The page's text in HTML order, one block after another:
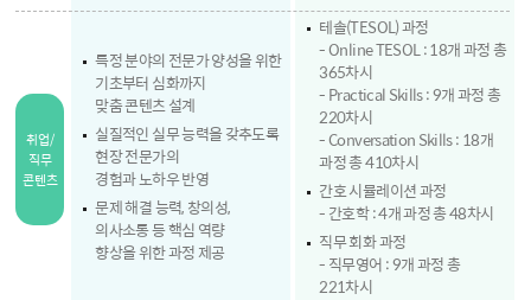
취업/
직무
콘텐츠
특정 분야의 전문가 양성을 위한
기초부터 심화까지
맞춤 콘텐츠 설계
실질적인 실무 능력을 갖추도록
현장 전문가의
경험과 노하우 반영
문제 해결 능력, 창의성,
의사소통 등 핵심 역량
향상을 위한 과정 제공
테솔(TESOL) 과정
- Online TESOL : 18개 과정 총
365차시
- Practical Skills : 9개 과정 총
220차시
- Conversation Skills : 18개
과정 총 410차시
간호 시뮬레이션 과정
- 간호학 : 4개 과정 총 48차시
직무 회화 과정
- 직무영어 : 9개 과정 총
221차시